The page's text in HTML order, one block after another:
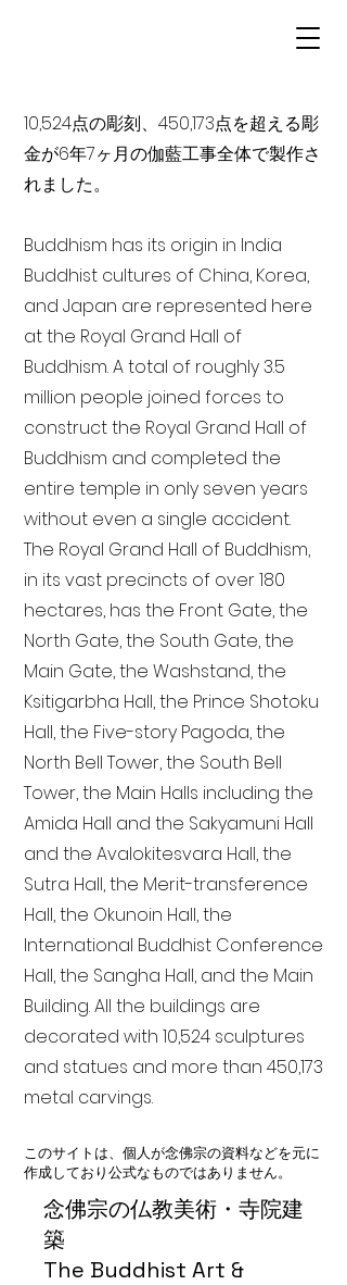
念佛宗の仏教美術・寺院建
築
The Buddhist Art &
10,524点の彫刻、450,173点を超える彫
金が6年7ヶ月の伽藍工事全体で製作さ
れました。
Buddhism has its origin in India
Buddhist cultures of China, Korea,
and Japan are represented here
at the Royal Grand Hall of
Buddhism. A total of roughly 3.5
million people joined forces to
construct the Royal Grand Hall of
Buddhism and completed the
entire temple in only seven years
without even a single accident.
The Royal Grand Hall of Buddhism,
in its vast precincts of over 180
hectares, has the Front Gate, the
North Gate, the South Gate, the
Main Gate, the Washstand, the
Ksitigarbha Hall, the Prince Shotoku
Hall, the Five-story Pagoda, the
North Bell Tower, the South Bell
Tower, the Main Halls including the
Amida Hall and the Sakyamuni Hall
and the Avalokitesvara Hall, the
Sutra Hall, the Merit-transference
Hall, the Okunoin Hall, the
International Buddhist Conference
Hall, the Sangha Hall, and the Main
Building. All the buildings are
decorated with 10,524 sculptures
and statues and more than 450,173
metal carvings.
このサイトは、個人が念佛宗の資料などを元に
作成しており公式なものではありません。